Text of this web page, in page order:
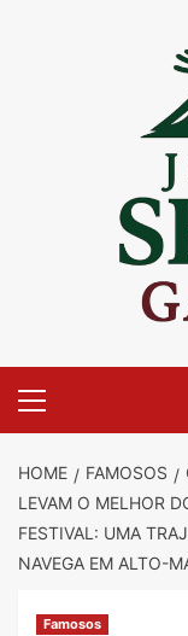
Menu
HOME FAMOSOS
LEVAM O MELHOR
FESTIVAL: UMA
NAVEGA EM ALTO-
Famosos